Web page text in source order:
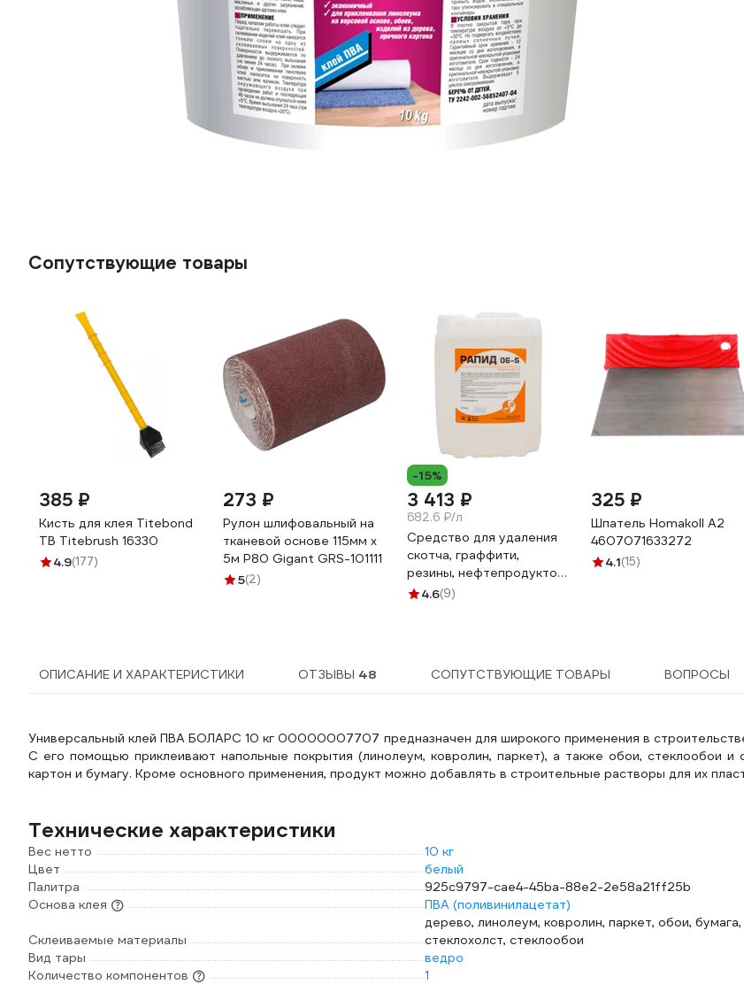
Сопутствующие товары
385 ₽
Кисть для клея Titebond
TB Titebrush 16330
4.9(177)
273 ₽
Рулон шлифовальный на
тканевой основе 115мм х
5м Р80 Gigant GRS-101111
5(2)
-15%
3 413 ₽
682.6 ₽/л
Средство для удаления
скотча, граффити,
резины, нефтепродуктов
Рапид 06-S 5 л
4.6(9)
325 ₽
Шпатель Homakoll А2
4607071633272
4.1(15)
ОПИСАНИЕ И ХАРАКТЕРИСТИКИ ОТЗЫВЫ 48 СОПУТСТВУЮЩИЕ ТОВАРЫ ВОПРОСЫ
Универсальный клей ПВА БОЛАРС 10 кг 00000007707 предназначен для широкого применения в
С его помощью приклеивают напольные покрытия (линолеум, ковролин, паркет), а также обои, стеклообои и
картон и бумагу. Кроме основного применения, продукт можно добавлять в строительные растворы для их
Технические характеристики
Вес нетто
10 кг
Цвет
белый
Палитра
925c9797-cae4-45ba-88e2-2e58a21ff25b
Основа клея
ПВА (поливинилацетат)
Склеиваемые материалы
дерево, линолеум, ковролин, паркет, обои, бумага,
стеклохолст, стеклообои
Вид тары
ведро
Количество компонентов
1